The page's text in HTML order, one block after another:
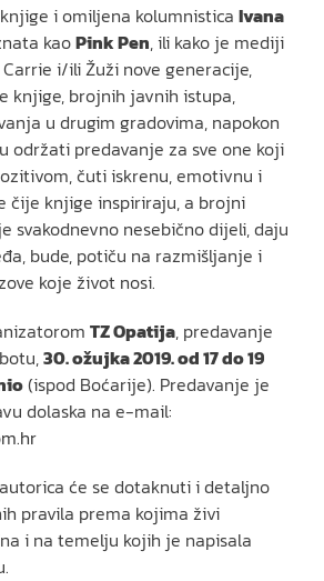
i omiljena kolumnistica Ivana
kaoPink Pen, ili kako je mediji
i/ili Žuži nove generacije,
knjige, brojnih javnih istupa,
u drugim gradovima, napokon
održati predavanje za sve one koji
čuti iskrenu, emotivnu i
čije knjige inspiriraju, a brojni
svakodnevno nesebično dijeli, daju
bude, potiču na razmišljanje i
koje život nosi.
TZ Opatija, predavanje
30. ožujka 2019. od 17 do 19
(ispod Boćarije). Predavanje je
dolaska na e-mail:
će se dotaknuti i detaljno
pravila prema kojima živi
i na temelju kojih je napisala